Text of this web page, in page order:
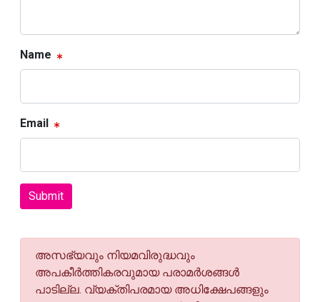
Name
Email
Submit
അസഭ്യവും നിയമവിരുദ്ധവും
അപകീര്‍ത്തികരവുമായ പരാമര്‍ശങ്ങള്‍
പാടില്ല. വ്യക്തിപരമായ അധിക്ഷേപങ്ങളും